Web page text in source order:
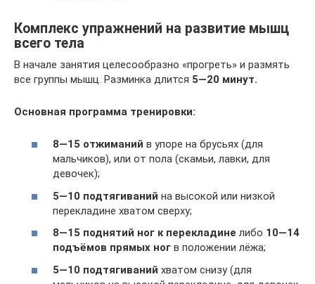
Комплекс упражнений на развитие мышц
всего тела
В начале занятия целесообразно «прогреть» и размять
все группы мышц. Разминка длится 5—20 минут.
Основная программа тренировки:
8—15 отжиманий в упоре на брусьях (для
мальчиков), или от пола (скамьи, лавки, для
девочек);
5—10 подтягиваний на высокой или низкой
перекладине хватом сверху;
8—15 поднятий ног к перекладине либо 10—14
подъёмов прямых ног в положении лёжа;
5—10 подтягиваний хватом снизу (для